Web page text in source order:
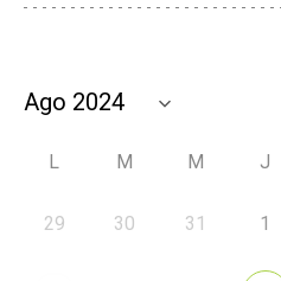
L M M J
29 30 31 1